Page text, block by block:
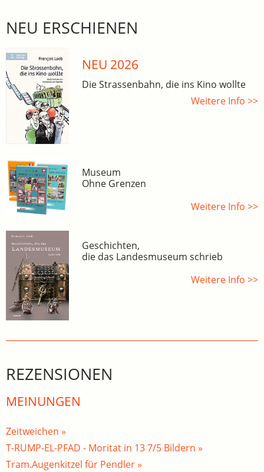
NEU ERSCHIENEN
NEU 2026
Die Strassenbahn, die ins Kino wollte
Weitere Info >>
Museum
Ohne Grenzen
Weitere Info >>
Geschichten,
die das Landesmuseum schrieb
Weitere Info >>
REZENSIONEN
MEINUNGEN
Zeitweichen »
T-RUMP-EL-PFAD - Moritat in 13 7/5 Bildern »
Tram.Augenkitzel für Pendler »